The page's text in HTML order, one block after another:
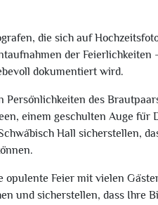
die sich auf
der Feierlichkeiten
dokumentiert wird.
des
einem geschulten Auge für
Hall sicherstellen,
Feier mit vielen
und sicherstellen, dass Ihre